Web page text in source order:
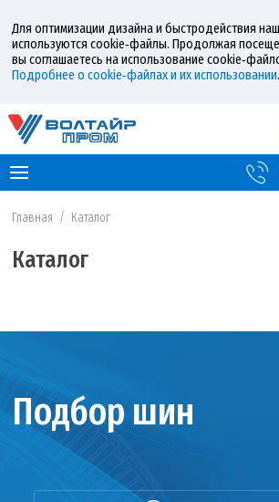
Для оптимизации дизайна и быстродействия
используются cookie‑файлы. Продолжая
вы соглашаетесь на использование
Подробнее о cookie‑файлах и их использовании.
Главная / Каталог
Каталог
Подбор шин